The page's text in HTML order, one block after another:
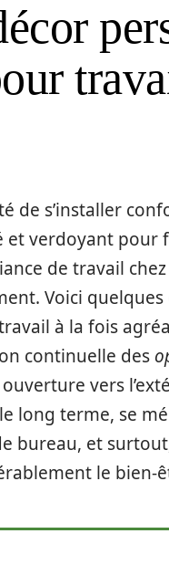
de s’installer
verdoyant pour
de travail
Voici
à la fois
continuelle des
vers
long terme, se
bureau, et
le bien-